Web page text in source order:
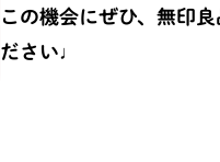
この機会にぜひ、無印
ださい♩